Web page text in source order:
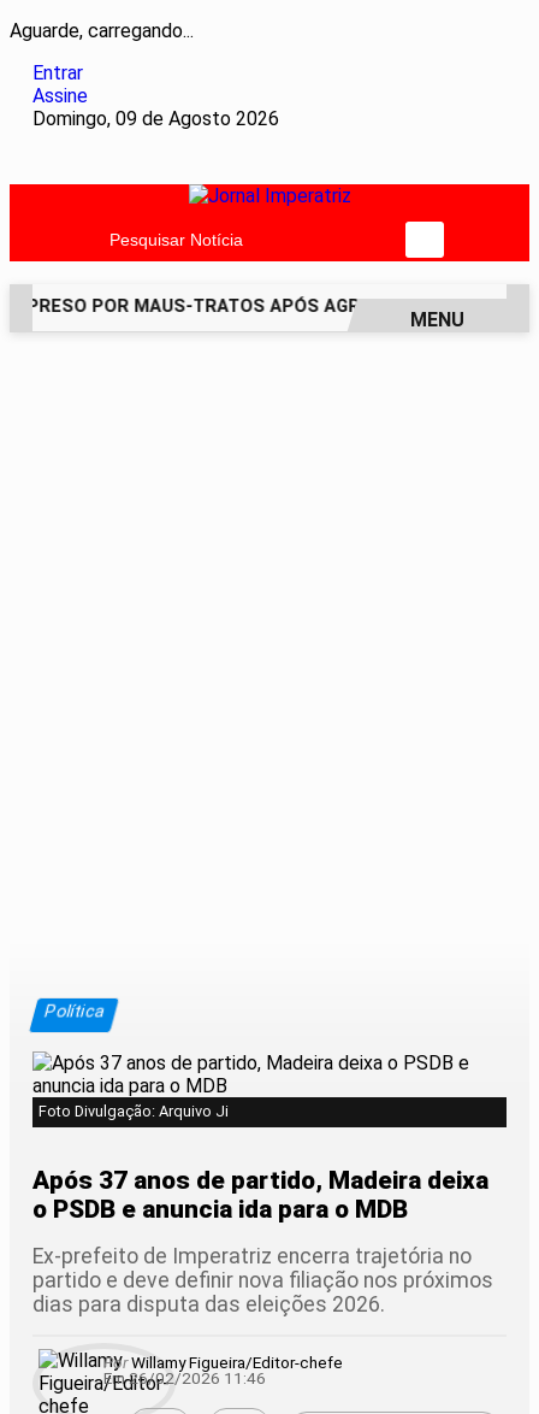
Aguarde, carregando...
Entrar
Assine
Domingo, 09 de Agosto 2026
Pesquisar Notícia
PRESO POR MAUS-TRATOS APÓS AGREDIR GRAVEMENTE
MENU
Política
Foto Divulgação: Arquivo Ji
Após 37 anos de partido, Madeira deixa
o PSDB e anuncia ida para o MDB
Ex-prefeito de Imperatriz encerra trajetória no
partido e deve definir nova filiação nos próximos
dias para disputa das eleições 2026.
PorWillamy Figueira/Editor-chefe
Em 26/02/2026 11:46